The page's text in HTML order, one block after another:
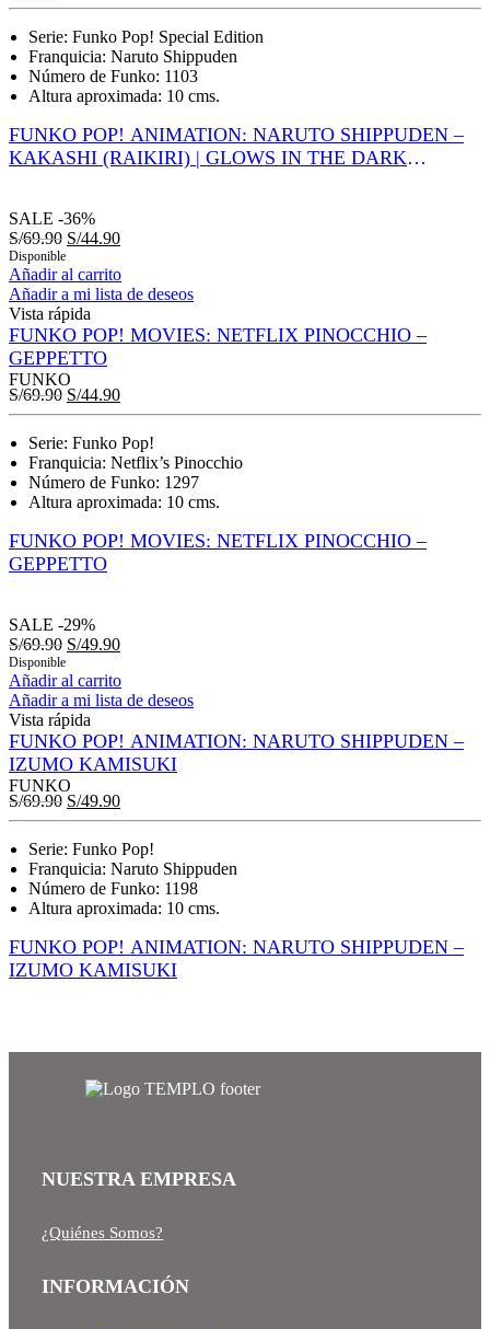
Serie: Funko Pop! Special Edition
Franquicia: Naruto Shippuden
Número de Funko: 1103
Altura aproximada: 10 cms.
FUNKO POP! ANIMATION: NARUTO SHIPPUDEN –
KAKASHI (RAIKIRI) | GLOWS IN THE DARK
SALE -36%
S/69.90 S/44.90
Disponible
Añadir al carrito
Añadir a mi lista de deseos
Vista rápida
FUNKO POP! MOVIES: NETFLIX PINOCCHIO –
GEPPETTO
FUNKO
S/69.90 S/44.90
Serie: Funko Pop!
Franquicia: Netflix’s Pinocchio
Número de Funko: 1297
Altura aproximada: 10 cms.
FUNKO POP! MOVIES: NETFLIX PINOCCHIO –
GEPPETTO
SALE -29%
S/69.90 S/49.90
Disponible
Añadir al carrito
Añadir a mi lista de deseos
Vista rápida
FUNKO POP! ANIMATION: NARUTO SHIPPUDEN –
IZUMO KAMISUKI
FUNKO
S/69.90 S/49.90
Serie: Funko Pop!
Franquicia: Naruto Shippuden
Número de Funko: 1198
Altura aproximada: 10 cms.
FUNKO POP! ANIMATION: NARUTO SHIPPUDEN –
IZUMO KAMISUKI
NUESTRA EMPRESA
¿Quiénes Somos?
INFORMACIÓN